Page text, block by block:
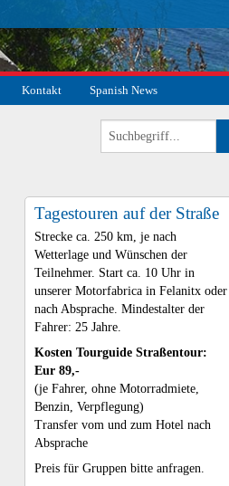
Kontakt Spanish News
Tagestouren auf der Straße
Strecke ca. 250 km, je nach
Wetterlage und Wünschen der
Teilnehmer. Start ca. 10 Uhr in
unserer Motorfabrica in Felanitx oder
nach Absprache. Mindestalter der
Fahrer: 25 Jahre.
Kosten Tourguide Straßentour:
Eur 89,-
(je Fahrer, ohne Motorradmiete,
Benzin, Verpflegung)
Transfer vom und zum Hotel nach
Absprache
Preis für Gruppen bitte anfragen.